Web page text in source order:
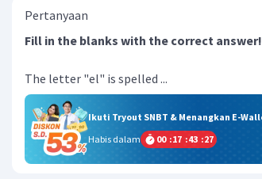
Pertanyaan
Fill in the blanks with the correct answer!
The letter "el" is spelled ...
Ikuti Tryout SNBT & Menangkan E-
Habis dalam
00 :17 :43 :27